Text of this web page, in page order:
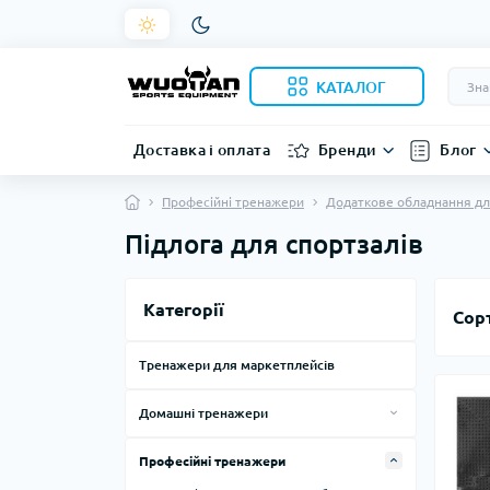
КАТАЛОГ
Доставка і оплата Бренди Блог
Професійні тренажери Додаткове обладнання
Підлога для спортзалів
Категорії
Тренажери для маркетплейсів
Домашні тренажери
Тренажери, лави, стійки
Професійні тренажери